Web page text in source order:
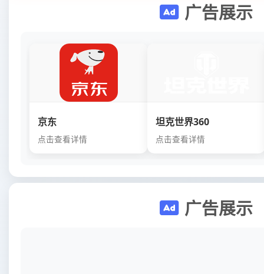
广告展示
京东
点击查看详情
坦克世界360
点击查看详情
广告展示